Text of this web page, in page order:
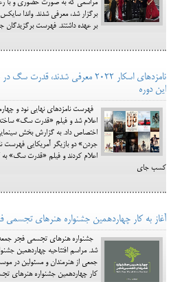
مراسمی که به صورت حضوری و با
برگزار شد، معرفی شدند. واندا
بر عهده داشتند. فهرست برگزیدگان جوایز آکادمی
نامزدهای اسکار ۲۰۲۲ معرفی
این دوره
فهرست نامزدهای نهایی نود و
اعلام شد و فیلم «قدرت سگ» ساخته
اختصاص داد. به گزارش بخش
جردن» دو بازیگر آمریکایی فهرست
کسب جای
آغاز به کار چهاردهمین جشنواره هنرهای تجسمی
جمعی از هنرمندان و مسئولین در
کار چهاردهمین جشنواره هنرهای